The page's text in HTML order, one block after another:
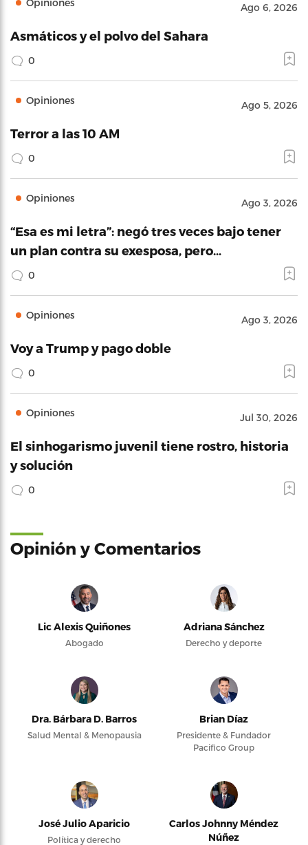
Opiniones Ago 6, 2026
Asmáticos y el polvo del Sahara
0
Opiniones Ago 5, 2026
Terror a las 10 AM
0
Opiniones Ago 3, 2026
“Esa es mi letra”: negó tres veces bajo tener
un plan contra su exesposa, pero…
0
Opiniones Ago 3, 2026
Voy a Trump y pago doble
0
Opiniones Jul 30, 2026
El sinhogarismo juvenil tiene rostro, historia
y solución
0
Opinión y Comentarios
Lic Alexis Quiñones
Abogado
Adriana Sánchez
Derecho y deporte
Dra. Bárbara D. Barros
Salud Mental & Menopausia
Brian Díaz
Presidente & Fundador
Pacifico Group
José Julio Aparicio
Política y derecho
Carlos Johnny Méndez
Núñez